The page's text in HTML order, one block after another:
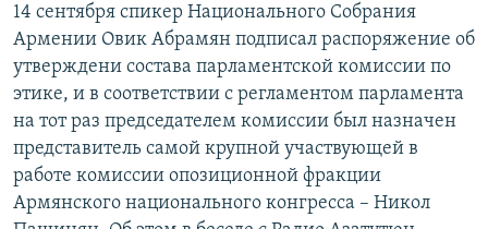
поиску
НАГОРНЫЙ КАРАБАХ
КУЛЬТУРА
СПОРТ
АРХИВ
14 сентября спикер Национального Собрания
Армении Овик Абрамян подписал распоряжение об
утверждени состава парламентской комиссии по
этике, и в соответствии с регламентом парламента
на тот раз председателем комиссии был назначен
представитель самой крупной участвующей в
работе комиссии опозиционной фракции
Армянского национального конгресса – Никол